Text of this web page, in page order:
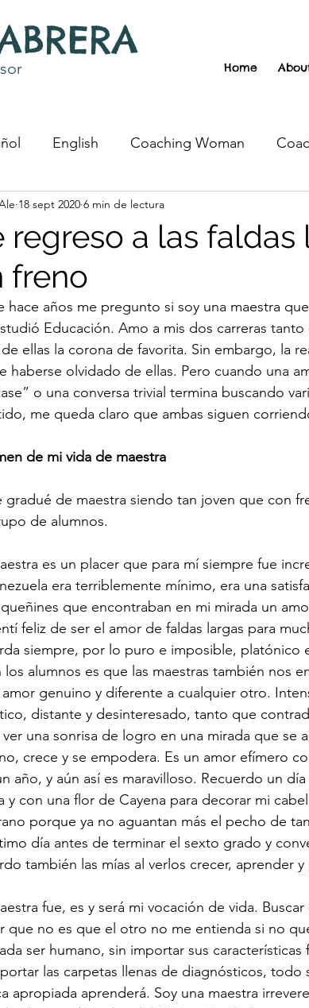
Home
English Coaching Woman
Word Schooling
regreso a las faldas
freno
18 sept 2020 6 min de lectura
hace años me pregunto si soy una maestra
Educación. Amo a mis dos carreras
ellas la corona de favorita. Sin embargo, la
haberse olvidado de ellas. Pero cuando una
o una conversa trivial termina buscando
me queda claro que ambas siguen
de mi vida de maestra
gradué de maestra siendo tan joven que con
de alumnos.
es un placer que para mí siempre fue
era terriblemente mínimo, era una
que encontraban en mi mirada un
feliz de ser el amor de faldas largas para
siempre, por lo puro e imposible, platónico
los alumnos es que las maestras también nos
amor genuino y diferente a cualquier otro.
distante y desinteresado, tanto que
ver una sonrisa de logro en una mirada que se
crece y se empodera. Es un amor efímero
año, y aún así es maravilloso. Recuerdo un
y con una flor de Cayena para decorar mi
porque ya no aguantan más el pecho de
día antes de terminar el sexto grado y
también las mías al verlos crecer, aprender y
fue, es y será mi vocación de vida.
que no es que el otro no me entienda si no
ser humano, sin importar sus
las carpetas llenas de diagnósticos, todo
apropiada aprenderá. Soy una maestra